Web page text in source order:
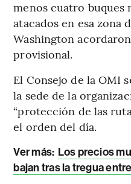
menos cuatro buques
atacados en esa zona
Washington
provisional.
El Consejo de la OMI
la sede de la
“protección de las
el orden del día.
Ver más: Los precios
bajan tras la tregua